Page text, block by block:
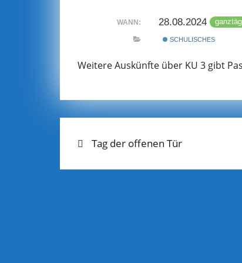
WANN: 28.08.2024
SCHULISCHES
Weitere Auskünfte über KU 3 gibt
BEITRAGS-
NAVIGATION
Previous
Tag der offenen Tür